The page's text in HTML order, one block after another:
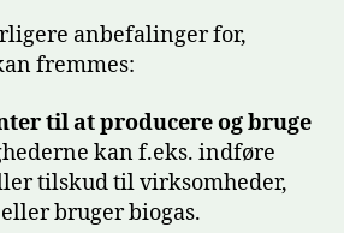
anbefalinger for,
fremmes:
til at producere og bruge
kan f.eks. indføre
tilskud til virksomheder,
bruger biogas.